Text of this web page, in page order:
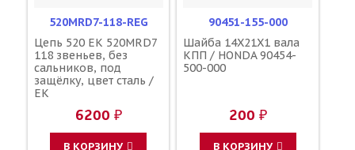
520MRD7-118-REG
Цепь 520 ЕК 520MRD7
118 звеньев, без
сальников, под
защёлку, цвет сталь /
EK
6200 ₽
В КОРЗИНУ
90451-155-000
Шайба 14X21X1 вала
КПП / HONDA 90454-
500-000
200 ₽
В КОРЗИНУ